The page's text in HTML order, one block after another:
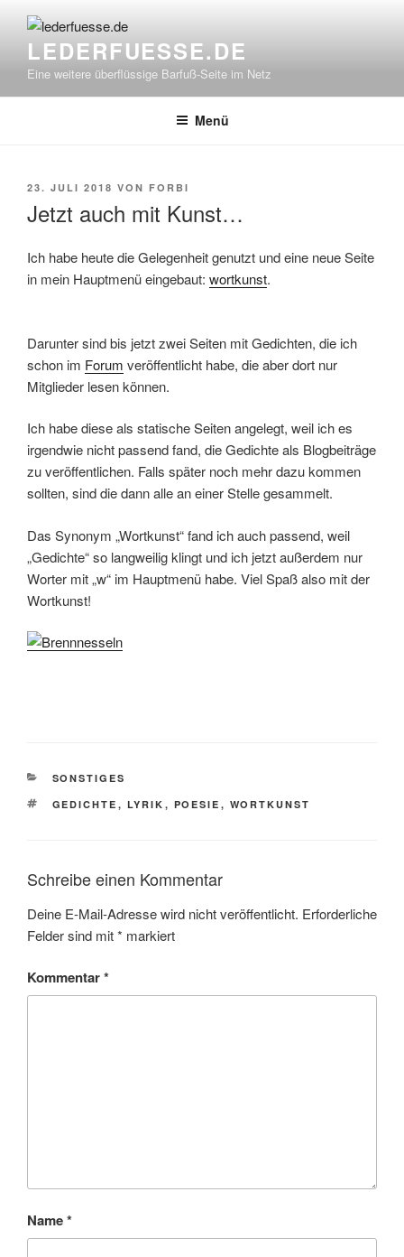
Inhalt
springenLEDERFUESSE.DE
Eine weitere überflüssige Barfuß-Seite im Netz
Menü
VERÖFFENTLICHT
23. JULI 2018 VON FORBI
Jetzt auch mit Kunst…
Ich habe heute die Gelegenheit genutzt und eine neue Seite
in mein Hauptmenü eingebaut: wortkunst.
Darunter sind bis jetzt zwei Seiten mit Gedichten, die ich
schon im Forum veröffentlicht habe, die aber dort nur
Mitglieder lesen können.
Ich habe diese als statische Seiten angelegt, weil ich es
irgendwie nicht passend fand, die Gedichte als Blogbeiträge
zu veröffentlichen. Falls später noch mehr dazu kommen
sollten, sind die dann alle an einer Stelle gesammelt.
Das Synonym „Wortkunst“ fand ich auch passend, weil
„Gedichte“ so langweilig klingt und ich jetzt außerdem nur
Worter mit „w“ im Hauptmenü habe. Viel Spaß also mit der
Wortkunst!
KATEGORIEN
SONSTIGES
SCHLAGWÖRTER
GEDICHTE , LYRIK , POESIE , WORTKUNST
Schreibe einen Kommentar
Deine E-Mail-Adresse wird nicht veröffentlicht. Erforderliche
Felder sind mit* markiert
Kommentar*
Name*